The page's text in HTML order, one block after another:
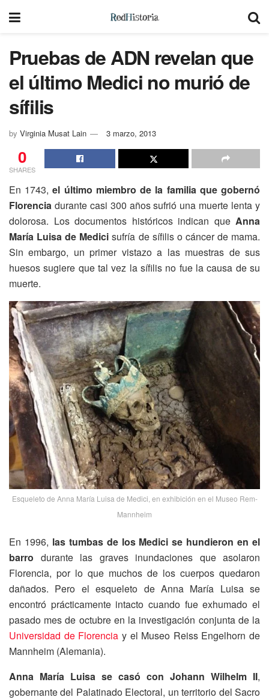
Pruebas de ADN revelan que
el último Medici no murió de
sífilis
by Virginia Musat Lain 3 marzo, 2013
0
SHARES
En 1743,el último miembro de la familia que gobernó
Florencia durante casi 300 años sufrió una muerte lenta y
dolorosa. Los documentos históricos indican que Anna
María Luisa de Medici sufría de sífilis o cáncer de mama.
Sin embargo, un primer vistazo a las muestras de sus
huesos sugiere que tal vez la sífilis no fue la causa de su
muerte.
Esqueleto de Anna María Luisa de Medici, en exhibición en el Museo Rem-
Mannheim
En 1996, las tumbas de los Medici se hundieron en el
barro durante las graves inundaciones que asolaron
Florencia, por lo que muchos de los cuerpos quedaron
dañados. Pero el esqueleto de Anna María Luisa se
encontró prácticamente intacto cuando fue exhumado el
pasado mes de octubre en la investigación conjunta de la
Universidad de Florencia y el Museo Reiss Engelhorn de
Mannheim (Alemania).
Anna María Luisa se casó con Johann Wilhelm II,
gobernante del Palatinado Electoral, un territorio del Sacro